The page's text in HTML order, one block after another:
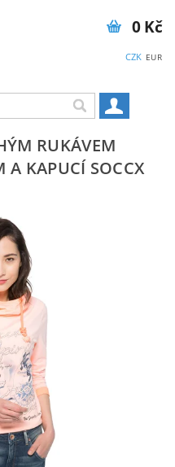
CZK EUR
0 Kč
RUKÁVEM
A KAPUCÍ SOCCX